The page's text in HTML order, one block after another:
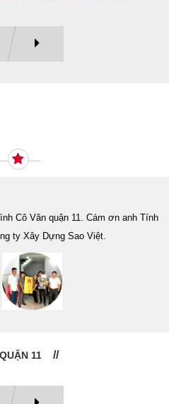
Cô Vân quận 11. Cám ơn anh Tính
ty Xây Dựng Sao Việt.
11